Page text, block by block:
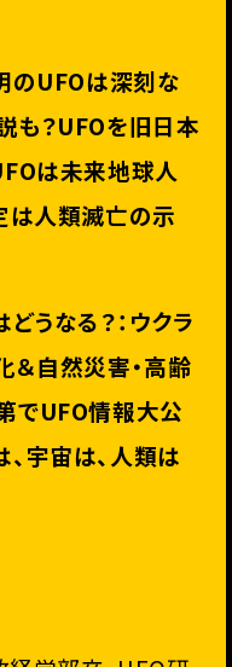
のUFOは深刻な
も？UFOを旧日本
は未来地球人
は人類滅亡の示
うなる？：ウクラ
＆自然災害・高齢
でUFO情報大公
宇宙は、人類は